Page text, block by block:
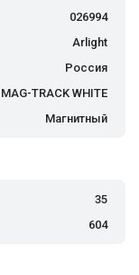
026994
Arlight
Россия
MAG-TRACK WHITE
Магнитный
35
604